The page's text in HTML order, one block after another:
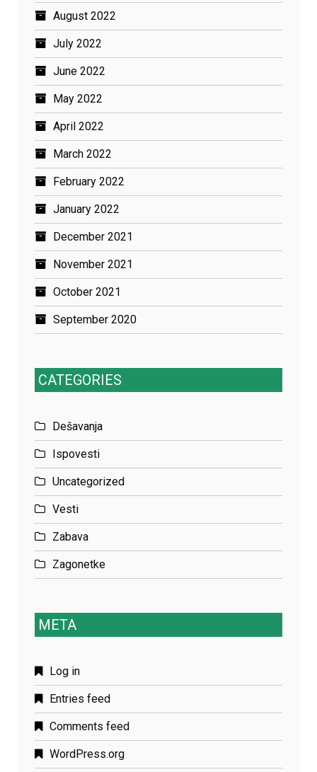
August 2022
July 2022
June 2022
May 2022
April 2022
March 2022
February 2022
January 2022
December 2021
November 2021
October 2021
September 2020
CATEGORIES
Dešavanja
Ispovesti
Uncategorized
Vesti
Zabava
Zagonetke
META
Log in
Entries feed
Comments feed
WordPress.org